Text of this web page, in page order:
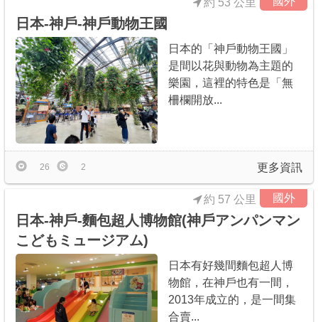
日本-神戶-神戶動物王國
約 53 公里
日本的「神戶動物王國」
是間以花與動物為主題的
樂園，這裡的特色是「無
柵欄開放...
更多資訊
26 2
國外
日本-神戶-麵包超人博物館(神戶アンパンマン
こどもミュージアム)
約 57 公里
日本有好幾間麵包超人博
物館，在神戶也有一間，
2013年成立的，是一間集
合賣...